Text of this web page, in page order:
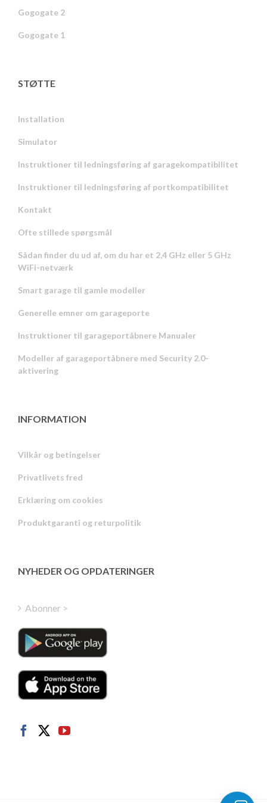
Gogogate 2
Gogogate 1
STØTTE
Installation
Simulator
Instruktioner til ledningsføring af garagekompatibilitet
Instruktioner til ledningsføring af portkompatibilitet
Kontakt
Ofte stillede spørgsmål
Sådan finder du ud af, om du har et 2,4 GHz eller 5 GHz
WiFi-netværk
Smart garage til gamle modeller
Generelle emner om garageporte
Instruktioner til garageportåbnere Manualer
Modeller af garageportåbnere med Security 2.0-
aktivering
INFORMATION
Vilkår og betingelser
Privatlivets fred
Erklæring om cookies
Produktgaranti og returpolitik
NYHEDER OG OPDATERINGER
Abonner >